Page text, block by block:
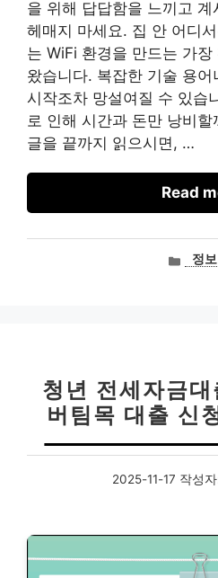
을 위해 답답함을 느끼고 계
헤매지 마세요. 집 안 어디
는 WiFi 환경을 만드는 가
왔습니다. 복잡한 기술 용어
시작조차 망설여질 수 있습
로 인해 시간과 돈만 낭비
글을 끝까지 읽으시면, …
Read
카정보
청년 전세자금
버팀목 대출 신
2025-11-17 작성